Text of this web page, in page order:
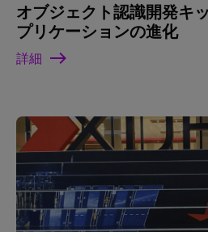
オブジェクト認識開発キ
プリケーションの進化
詳細